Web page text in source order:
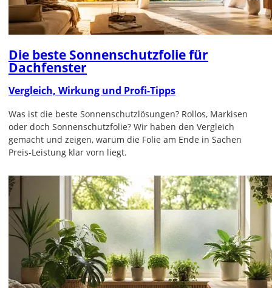
Die beste Sonnenschutzfolie für
Dachfenster
Vergleich, Wirkung und Profi-Tipps
Was ist die beste Sonnenschutzlösungen? Rollos, Markisen
oder doch Sonnenschutzfolie? Wir haben den Vergleich
gemacht und zeigen, warum die Folie am Ende in Sachen
Preis-Leistung klar vorn liegt.